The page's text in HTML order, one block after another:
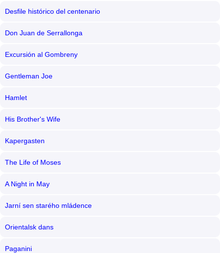
Desfile histórico del centenario
Don Juan de Serrallonga
Excursión al Gombreny
Gentleman Joe
Hamlet
His Brother's Wife
Kapergasten
The Life of Moses
A Night in May
Jarní sen starého mládence
Orientalsk dans
Paganini